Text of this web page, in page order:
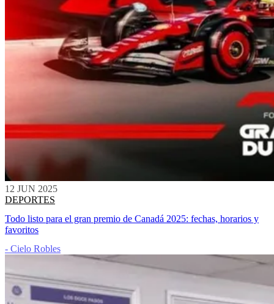
12 JUN 2025
DEPORTES
Todo listo para el gran premio de Canadá 2025: fechas, horarios y
favoritos
- Cielo Robles